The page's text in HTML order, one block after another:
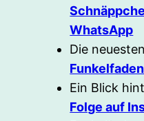
WhatsApp
Die
Ein Blick
Folge auf